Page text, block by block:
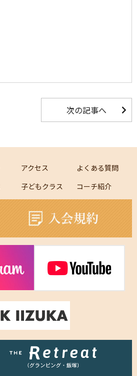
次の記事へ
アクセス
よくある質問
子どもクラス コーチ紹介